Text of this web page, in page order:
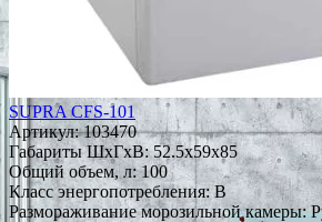
SUPRA CFS-101
Артикул:103470
Габариты ШxГxВ: 52.5x59x85
Общий объем, л: 100
Класс энергопотребления: B
Размораживание морозильной камеры: